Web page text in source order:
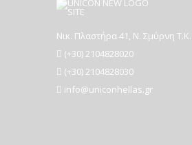
Νικ. Πλαστήρα 41, Ν. Σμύρνη T.K.
(+30) 2104828020
(+30) 2104828030
info@uniconhellas.gr